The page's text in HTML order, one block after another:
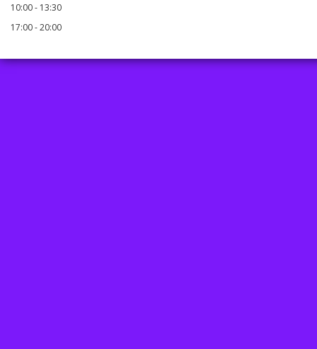
10:00 - 13:30
17:00 - 20:00